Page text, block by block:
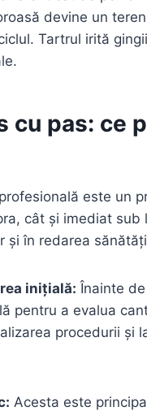
devine un
Tartrul irită
cu pas: ce
este un
cât și imediat
și în redarea
inițială: Înainte
pentru a evalua
procedurii și
Acesta este